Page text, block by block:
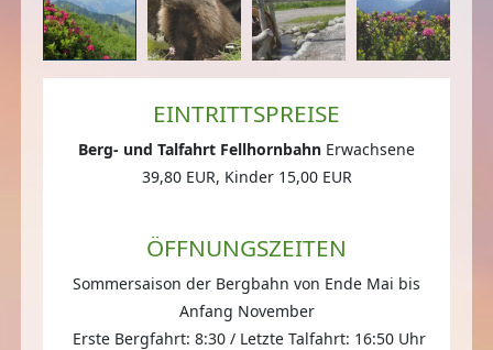
EINTRITTSPREISE
Berg- und Talfahrt Fellhornbahn Erwachsene
39,80 EUR, Kinder 15,00 EUR
ÖFFNUNGSZEITEN
Sommersaison der Bergbahn von Ende Mai bis
Anfang November
Erste Bergfahrt: 8:30 / Letzte Talfahrt: 16:50 Uhr